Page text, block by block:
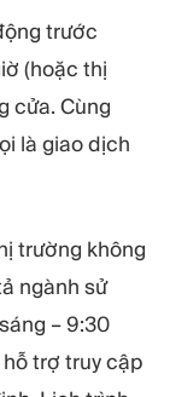
trước
(hoặc thị
cửa. Cùng
là giao dịch
trường không
ngành sử
– 9:30
trợ truy cập